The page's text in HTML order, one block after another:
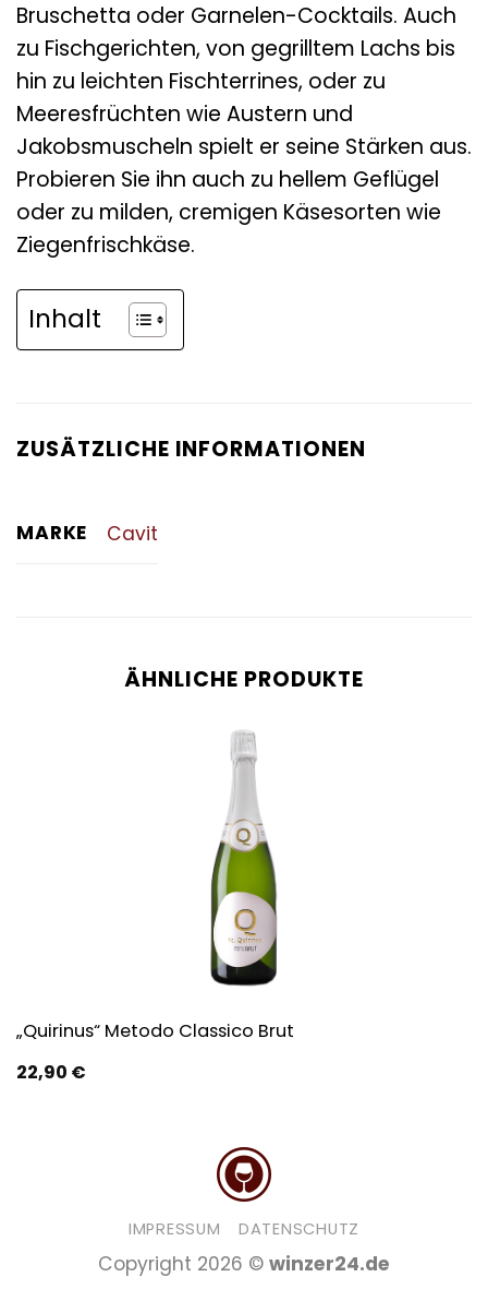
Bruschetta oder Garnelen-Cocktails. Auch
zu Fischgerichten, von gegrilltem Lachs bis
hin zu leichten Fischterrines, oder zu
Meeresfrüchten wie Austern und
Jakobsmuscheln spielt er seine Stärken aus.
Probieren Sie ihn auch zu hellem Geflügel
oder zu milden, cremigen Käsesorten wie
Ziegenfrischkäse.
Inhalt
ZUSÄTZLICHE INFORMATIONEN
MARKE Cavit
ÄHNLICHE PRODUKTE
„Quirinus“ Metodo Classico Brut
22,90 €
IMPRESSUM DATENSCHUTZ
Copyright 2026 © winzer24.de